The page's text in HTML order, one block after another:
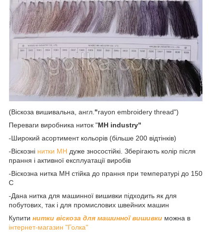
(Віскоза вишивальна, англ. "rayon embroidery thread")
Переваги виробника ниток "MH industry"
-Широкий асортимент кольорів (більше 200 відтінків)
-Віскозні нитки МН дуже зносостійкі. Зберігають колір після
прання і активної експлуатації виробів
-Віскозна нитка МН стійка до прання при температурі до 150
С
-Дана нитка для машинної вишивки підходить як для
побутових, так і для промислових швейних машин
Купити нитки віскоза для машинної вишивки можна в
інтернет-магазин "Голка"